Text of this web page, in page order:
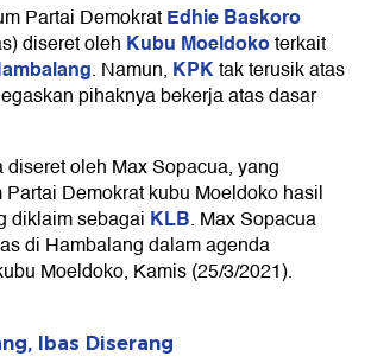
Partai DemokratEdhie Baskoro
diseret oleh Kubu Moeldokoterkait
. Namun, KPKtak terusik atas
pihaknya bekerja atas dasar
diseret oleh Max Sopacua, yang
Demokrat kubu Moeldoko hasil
diklaim sebagai KLB. Max Sopacua
di Hambalang dalam agenda
Moeldoko, Kamis (25/3/2021).
Ibas Diserang